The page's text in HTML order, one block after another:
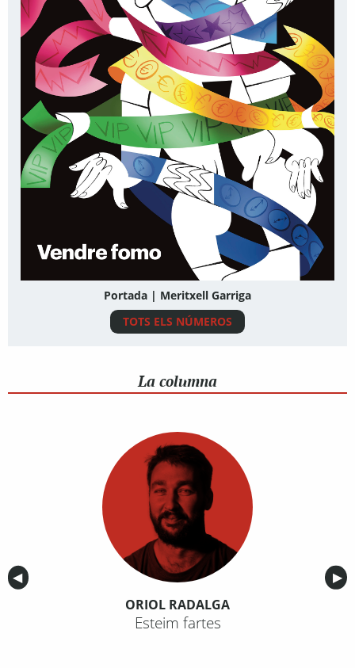
Portada | Meritxell Garriga
TOTS ELS NÚMEROS
La columna
Anterior
◀︎ ▶︎
ORIOL RADALGA
Esteim fartes